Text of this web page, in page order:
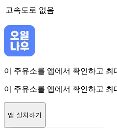
고속도로 없음
이 주유소를 앱에서 확인하고 최
이 주유소를 앱에서 확인하고 최
앱 설치하기